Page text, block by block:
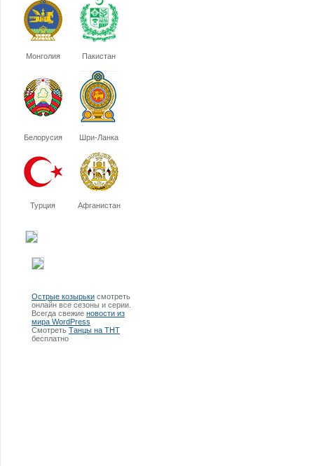
Монголия Пакистан
Белорусия Шри-Ланка
Турция Афганистан
Острые козырьки смотреть
онлайн все сезоны и серии.
Всегда свежие новости из
мира WordPress
Смотреть Танцы на ТНТ
бесплатно